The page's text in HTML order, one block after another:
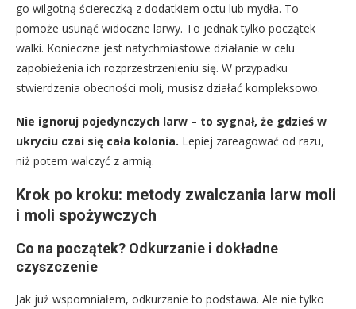
go wilgotną ściereczką z dodatkiem octu lub mydła. To
pomoże usunąć widoczne larwy. To jednak tylko początek
walki. Konieczne jest natychmiastowe działanie w celu
zapobieżenia ich rozprzestrzenieniu się. W przypadku
stwierdzenia obecności moli, musisz działać kompleksowo.
Nie ignoruj pojedynczych larw – to sygnał, że gdzieś w
ukryciu czai się cała kolonia. Lepiej zareagować od razu,
niż potem walczyć z armią.
Krok po kroku: metody zwalczania larw moli
i moli spożywczych
Co na początek? Odkurzanie i dokładne
czyszczenie
Jak już wspomniałem, odkurzanie to podstawa. Ale nie tylko